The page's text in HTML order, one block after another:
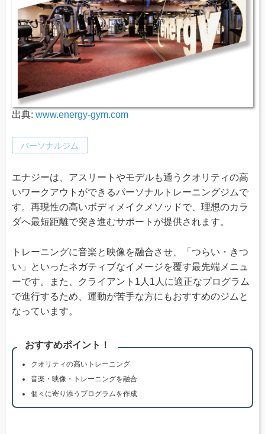
出典: www.energy-gym.com
パーソナルジム
エナジーは、アスリートやモデルも通うクオリティの高
いワークアウトができるパーソナルトレーニングジムで
す。再現性の高いボディメイクメソッドで、理想のカラ
ダへ最短距離で突き進むサポートが提供されます。
トレーニングに音楽と映像を融合させ、「つらい・きつ
い」といったネガティブなイメージを覆す最先端メニュ
ーです。また、クライアント1人1人に適正なプログラム
で進行するため、運動が苦手な方にもおすすめのジムと
なっています。
おすすめポイント！
クオリティの高いトレーニング
音楽・映像・トレーニングを融合
個々に寄り添うプログラムを作成